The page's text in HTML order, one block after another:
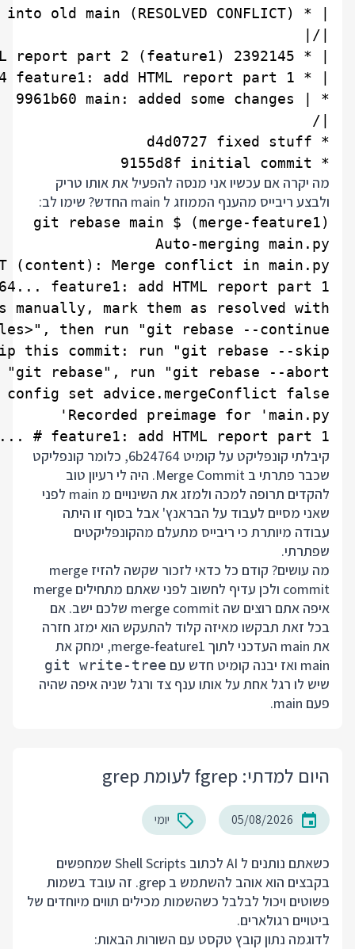
* 9155d8f initial commit
מה יקרה אם עכשיו אני מנסה להפעיל את אותו טריק
ולבצע ריבייס מהענף הממוזג ל main החדש? שימו לב:
# feature1: add HTML report part 1
קיבלתי קונפליקט על קומיט 6b24764, כלומר קונפליקט
שכבר פתרתי ב Merge Commit. היה לי רעיון טוב
להקדים תרופה למכה ולמזג את השינויים מ main לפני
שאני מסיים לעבוד על הבראנץ' אבל בסוף זו היתה
עבודה מיותרת כי ריבייס מתעלם מהקונפליקטים
שפתרתי.
מה עושים? קודם כל כדאי לזכור שקשה להזיז merge
commit ולכן עדיף לחשוב לפני שאתם מתחילים merge
איפה אתם רוצים שה merge commit שלכם ישב. אם
בכל זאת תבקשו מאיזה קלוד להתעקש הוא ימזג חזרה
את main העדכני לתוך merge-feature1, ימחק את
main ואז יבנה קומיט חדש עם
git write-tree
שיש לו רגל אחת על אותו ענף צד ורגל שניה איפה שהיה
פעם main.
היום למדתי: fgrep לעומת grep
05/08/2026 יומי
כשאתם נותנים ל AI לכתוב Shell Scripts שמחפשים
בקבצים הוא אוהב להשתמש ב grep. זה עובד בשמות
פשוטים ויכול לבלבל כשהשמות מכילים תווים מיוחדים של
ביטויים רגולארים.
לדוגמה נתון קובץ טקסט עם השורות הבאות: